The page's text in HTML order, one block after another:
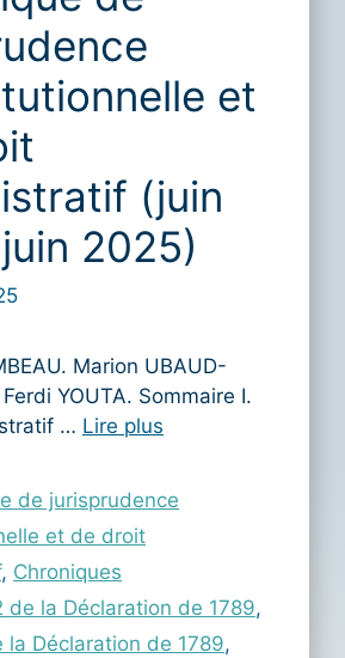
et
(juin
2025)
Marion UBAUD-
Ferdi YOUTA. Sommaire I.
… Lire plus
de jurisprudence
et de droit
, Chroniques
de la Déclaration de 1789,
la Déclaration de 1789,